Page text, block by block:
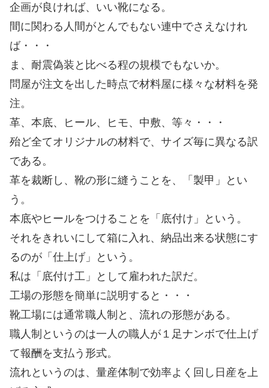
企画が良ければ、いい靴になる。
間に関わる人間がとんでもない連中でさえなけれ
ば・・・
ま、耐震偽装と比べる程の規模でもないか。
問屋が注文を出した時点で材料屋に様々な材料を発
注。
革、本底、ヒール、ヒモ、中敷、等々・・・
殆ど全てオリジナルの材料で、サイズ毎に異なる訳
である。
革を裁断し、靴の形に縫うことを、「製甲」とい
う。
本底やヒールをつけることを「底付け」という。
それをきれいにして箱に入れ、納品出来る状態にす
るのが「仕上げ」という。
私は「底付け工」として雇われた訳だ。
工場の形態を簡単に説明すると・・・
靴工場には通常職人制と、流れの形態がある。
職人制というのは一人の職人が１足ナンボで仕上げ
て報酬を支払う形式。
流れというのは、量産体制で効率よく回し日産を上